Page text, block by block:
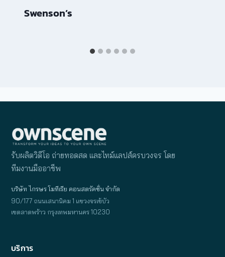
Swenson’s
รับผลิตวิดีโอ ถ่ายทอดสด และไทม์แลปส์ครบวงจร โดย
ทีมงานมืออาชีพ
บริษัท ไกรษร โมทีเรีย คอนสตรัคชั่น จำกัด
90/177 ถนนเสนานิคม 1 แขวงจรเข้บัว
เขตลาดพร้าว กรุงเทพมหานคร 10230
บริการ